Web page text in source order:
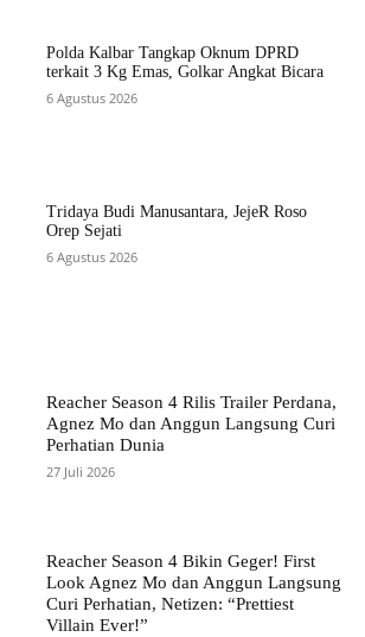
Polda Kalbar Tangkap Oknum DPRD
terkait 3 Kg Emas, Golkar Angkat Bicara
6 Agustus 2026
Tridaya Budi Manusantara, JejeR Roso
Orep Sejati
6 Agustus 2026
Reacher Season 4 Rilis Trailer Perdana,
Agnez Mo dan Anggun Langsung Curi
Perhatian Dunia
27 Juli 2026
Reacher Season 4 Bikin Geger! First
Look Agnez Mo dan Anggun Langsung
Curi Perhatian, Netizen: “Prettiest
Villain Ever!”